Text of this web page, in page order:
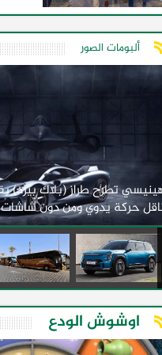
ألبومات الصور
حركة يدوي ومن دون شاشات
اوشوش الودع